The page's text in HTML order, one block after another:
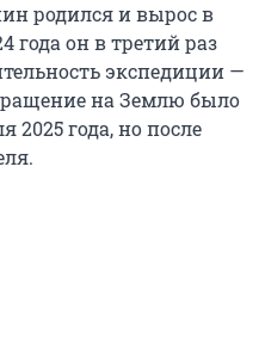
родился и вырос в
года он в третий раз
экспедиции —
на Землю было
2025 года, но после